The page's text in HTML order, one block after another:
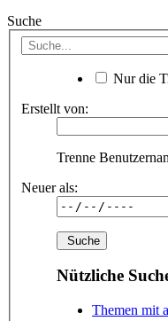
Suche
Nur die
Erstellt von:
Trenne
Neuer als:
Nützliche
Themen mit